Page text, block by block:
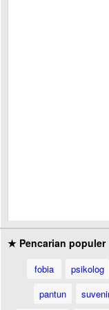
★ Pencarian populer
fobia psikolog
pantun